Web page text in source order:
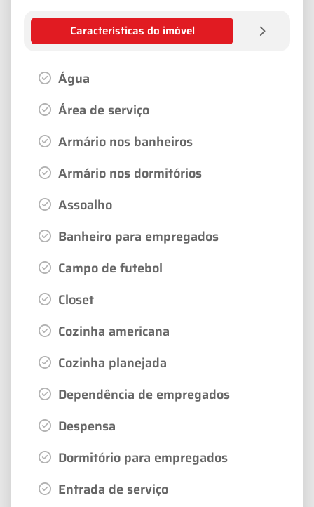
Características do imóvel
Água
Área de serviço
Armário nos banheiros
Armário nos dormitórios
Assoalho
Banheiro para empregados
Campo de futebol
Closet
Cozinha americana
Cozinha planejada
Dependência de empregados
Despensa
Dormitório para empregados
Entrada de serviço